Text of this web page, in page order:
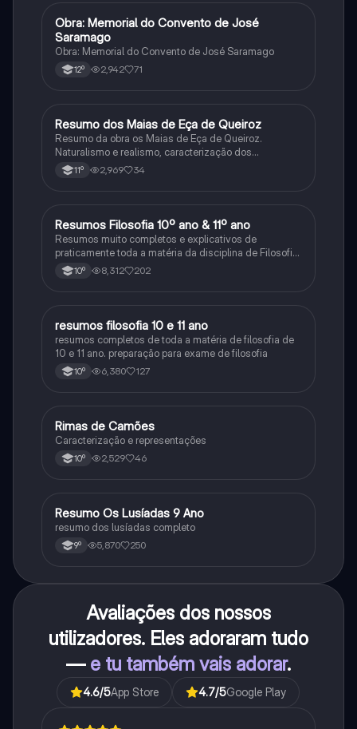
Português
Obra: Memorial do Convento de José
Saramago
Obra: Memorial do Convento de José Saramago
12º 2,942 71
Português
Resumo dos Maias de Eça de Queiroz
Resumo da obra os Maias de Eça de Queiroz.
Naturalismo e realismo, caracterização dos
personagens e contexto histórico.
11º 2,969 34
Filosofia
Resumos Filosofia 10º ano & 11º ano
Resumos muito completos e explicativos de
praticamente toda a matéria da disciplina de Filosofia
10º 8,312 202
Filosofia
resumos filosofia 10 e 11 ano
resumos completos de toda a matéria de filosofia de
10 e 11 ano. preparação para exame de filosofia
10º 6,380 127
Português
Rimas de Camões
Caracterização e representações
10º 2,529 46
Português
Resumo Os Lusíadas 9 Ano
resumo dos lusíadas completo
9º 5,870 250
Avaliações dos nossos
utilizadores. Eles adoraram tudo
— e tu também vais adorar.
4.6/5App Store 4.7/5Google Play